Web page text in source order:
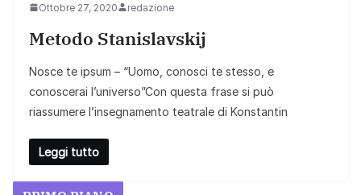
Ottobre 27, 2020 redazione
Metodo Stanislavskij
Nosce te ipsum – “Uomo, conosci te stesso, e
conoscerai l’universo”Con questa frase si può
riassumere l’insegnamento teatrale di Konstantin
Leggi tutto